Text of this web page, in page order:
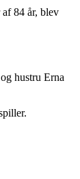
84 år, blev
hustru Erna